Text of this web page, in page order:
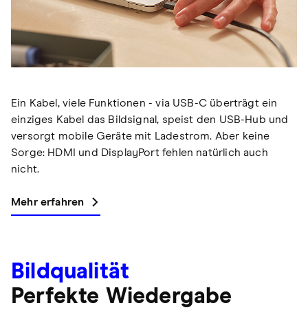
Ein Kabel, viele Funktionen - via USB-C überträgt ein
einziges Kabel das Bildsignal, speist den USB-Hub und
versorgt mobile Geräte mit Ladestrom. Aber keine
Sorge: HDMI und DisplayPort fehlen natürlich auch
nicht.
Mehr erfahren
Bildqualität
Perfekte Wiedergabe